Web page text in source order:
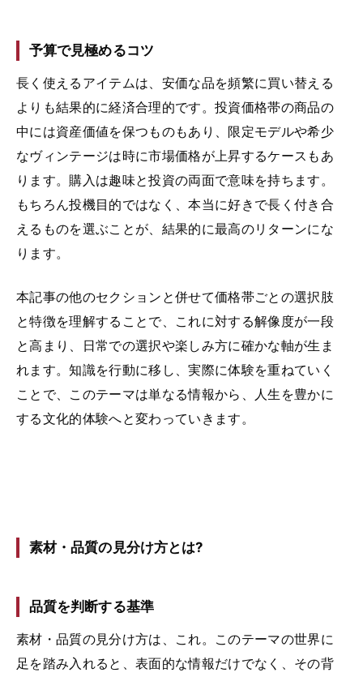
予算で見極めるコツ
長く使えるアイテムは、安価な品を頻繁に買い替える
よりも結果的に経済合理的です。投資価格帯の商品の
中には資産価値を保つものもあり、限定モデルや希少
なヴィンテージは時に市場価格が上昇するケースもあ
ります。購入は趣味と投資の両面で意味を持ちます。
もちろん投機目的ではなく、本当に好きで長く付き合
えるものを選ぶことが、結果的に最高のリターンにな
ります。
本記事の他のセクションと併せて価格帯ごとの選択肢
と特徴を理解することで、これに対する解像度が一段
と高まり、日常での選択や楽しみ方に確かな軸が生ま
れます。知識を行動に移し、実際に体験を重ねていく
ことで、このテーマは単なる情報から、人生を豊かに
する文化的体験へと変わっていきます。
素材・品質の見分け方とは?
品質を判断する基準
素材・品質の見分け方は、これ。このテーマの世界に
足を踏み入れると、表面的な情報だけでなく、その背